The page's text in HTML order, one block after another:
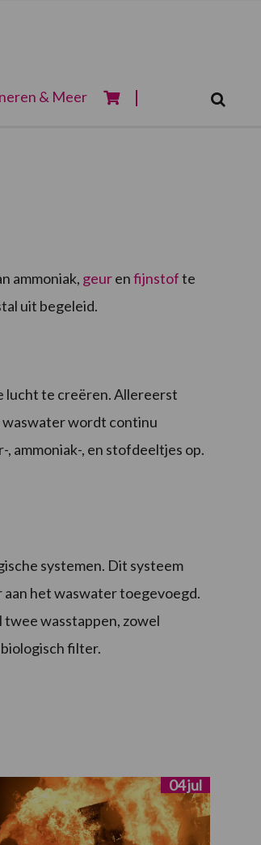
& Meer
ammoniak, geurenfijnstofte
uit begeleid.
lucht te creëren. Allereerst
wordt continu
ammoniak-, en stofdeeltjes op.
systemen. Dit systeem
het waswater toegevoegd.
twee wasstappen, zowel
filter.
04 jul